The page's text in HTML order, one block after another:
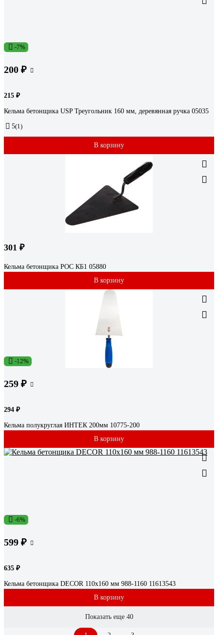
-7%
200 ₽
215 ₽
Кельма бетонщика USP Треугольник 160 мм, деревянная ручка 05035
5(1)
В корзину
301 ₽
Кельма бетонщика РОС КБ1 05880
В корзину
-12%
259 ₽
294 ₽
Кельма полукруглая ИНТЕК 200мм 10775-200
В корзину
-6%
599 ₽
635 ₽
Кельма бетонщика DЕCOR 110x160 мм 988-1160 11613543
В корзину
Показать еще 40